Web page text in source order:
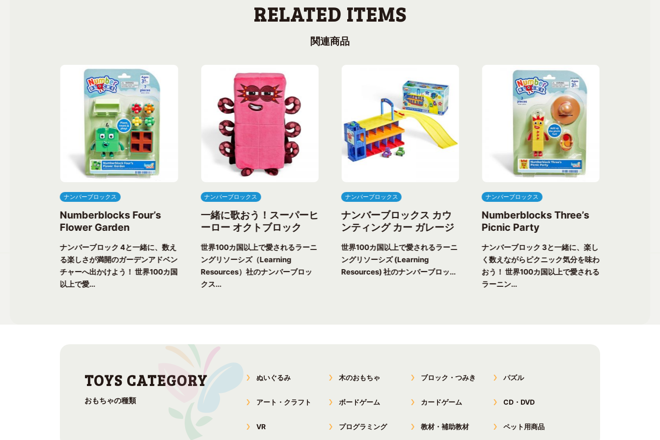
関連商品
ナンバーブロックス
Numberblocks Four’s
Flower Garden
ナンバーブロック 4と一緒に、数え
る楽しさが満開のガーデンアドベン
チャーへ出かけよう！ 世界100カ国
以上で愛...
ナンバーブロックス
一緒に歌おう！スーパーヒ
ーロー オクトブロック
世界100カ国以上で愛されるラーニ
ングリソーシズ（Learning
Resources）社のナンバーブロッ
クス...
ナンバーブロックス
ナンバーブロックス カウ
ンティング カー ガレージ
世界100カ国以上で愛されるラーニ
ングリソーシズ (Learning
Resources) 社のナンバーブロッ...
ナンバーブロックス
Numberblocks Three’s
Picnic Party
ナンバーブロック 3と一緒に、楽し
く数えながらピクニック気分を味わ
おう！ 世界100カ国以上で愛される
ラーニン...
おもちゃの種類
ぬいぐるみ 木のおもちゃ ブロック・つみき パズル
アート・クラフト ボードゲーム カードゲーム CD・DVD
VR プログラミング 教材・補助教材 ペット用商品